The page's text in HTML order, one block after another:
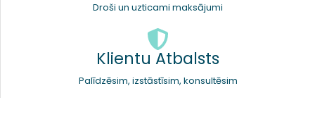
Droši un uzticami maksājumi
Klientu Atbalsts
Palīdzēsim, izstāstīsim, konsultēsim